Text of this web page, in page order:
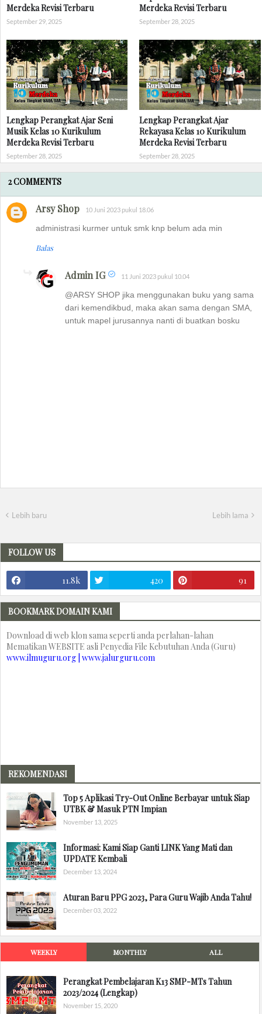
Merdeka Revisi Terbaru
September 29, 2025
Merdeka Revisi Terbaru
September 28, 2025
Lengkap Perangkat Ajar Seni
Musik Kelas 10 Kurikulum
Merdeka Revisi Terbaru
September 28, 2025
Lengkap Perangkat Ajar
Rekayasa Kelas 10 Kurikulum
Merdeka Revisi Terbaru
September 28, 2025
2 COMMENTS
Arsy Shop 10 Juni 2023 pukul 18.06
administrasi kurmer untuk smk knp belum ada min
Balas
Admin IG 11 Juni 2023 pukul 10.04
@ARSY SHOP jika menggunakan buku yang sama
dari kemendikbud, maka akan sama dengan SMA,
untuk mapel jurusannya nanti di buatkan bosku
Lebih baru Lebih lama
FOLLOW US
11.8k 420 91
BOOKMARK DOMAIN KAMI
Download di web klon sama seperti anda perlahan-lahan
Mematikan WEBSITE asli Penyedia File Kebutuhan Anda (Guru)
www.ilmuguru.org | www.jalurguru.com
REKOMENDASI
Top 5 Aplikasi Try-Out Online Berbayar untuk Siap
UTBK & Masuk PTN Impian
November 13, 2025
Informasi: Kami Siap Ganti LINK Yang Mati dan
UPDATE Kembali
December 13, 2024
Aturan Baru PPG 2023, Para Guru Wajib Anda Tahu!
December 03, 2022
WEEKLY MONTHLY ALL
Perangkat Pembelajaran K13 SMP-MTs Tahun
2023/2024 (Lengkap)
November 15, 2020